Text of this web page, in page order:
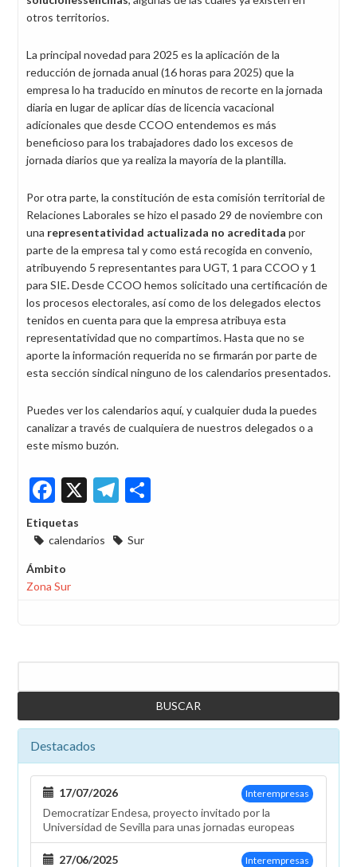
otros territorios.
La principal novedad para 2025 es la aplicación de la
reducción de jornada anual (16 horas para 2025) que la
empresa lo ha traducido en minutos de recorte en la jornada
diaria en lugar de aplicar días de licencia vacacional
adicionales que desde CCOO entendemos es más
beneficioso para los trabajadores dado los excesos de
jornada diarios que ya realiza la mayoría de la plantilla.
Por otra parte, la constitución de esta comisión territorial de
Relaciones Laborales se hizo el pasado 29 de noviembre con
una representatividad actualizada no acreditada por
parte de la empresa tal y como está recogida en convenio,
atribuyendo 5 representantes para UGT, 1 para CCOO y 1
para SIE.Desde CCOO hemos solicitado una certificación de
los procesos electorales, así como de los delegados electos
tenidos en cuenta para que la empresa atribuya esta
representatividad que no compartimos. Hasta que no se
aporte la información requerida no se firmarán por parte de
esta sección sindical ninguno de los calendarios presentados.
Puedes ver los calendarios aquí, y cualquier duda la puedes
canalizar a través de cualquiera de nuestros delegados o a
este mismo buzón.
Facebook
X Telegram
Etiquetas
calendarios
Sur
Ámbito
Zona Sur
Destacados
Interempresas
17/07/2026
Democratizar Endesa, proyecto invitado por la
Universidad de Sevilla para unas jornadas europeas
Interempresas
27/06/2025